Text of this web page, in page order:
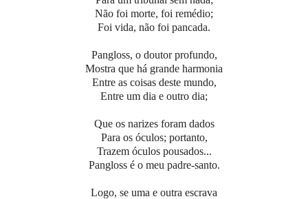
Não foi morte, foi remédio;
Foi vida, não foi pancada.
Pangloss, o doutor profundo,
Mostra que há grande harmonia
Entre as coisas deste mundo,
Entre um dia e outro dia;
Que os narizes foram dados
Para os óculos; portanto,
Trazem óculos pousados...
Pangloss é o meu padre-santo.
Logo, se uma e outra escrava